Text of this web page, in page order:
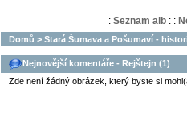
: Seznam alb: :
Domů > Stará Šumava a Pošumaví -
Nejnovější komentáře - Rejštejn (1)
Zde není žádný obrázek, který byste si